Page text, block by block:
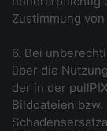
Zustimmung von
6. Bei
über die
der in der
Bilddateien